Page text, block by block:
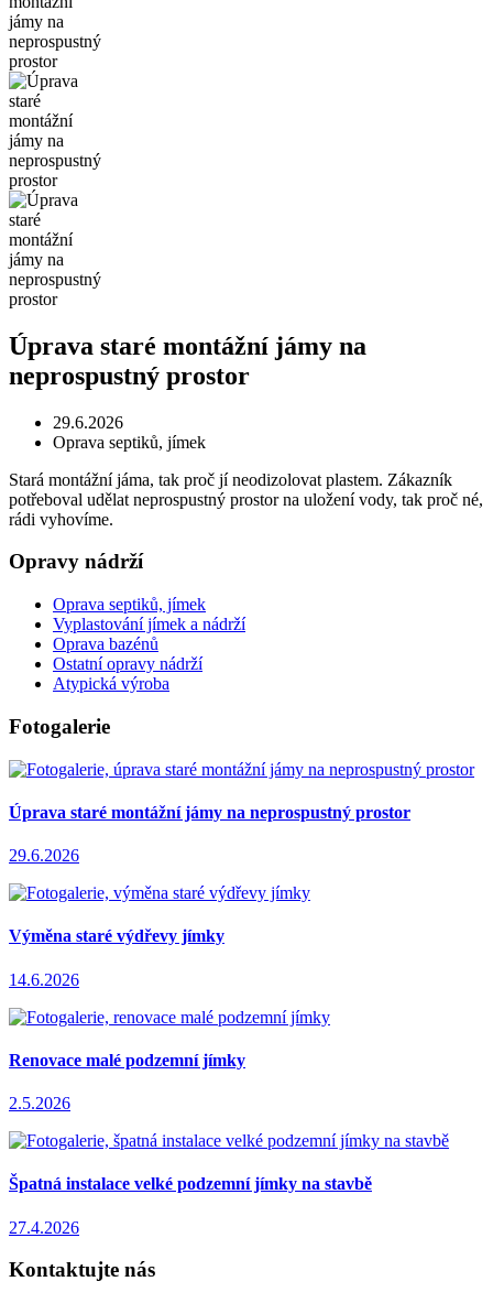
Úprava staré montážní jámy na
neprospustný prostor
29.6.2026
Oprava septiků, jímek
Stará montážní jáma, tak proč jí neodizolovat plastem. Zákazník
potřeboval udělat neprospustný prostor na uložení vody, tak proč né,
rádi vyhovíme.
Opravy nádrží
Oprava septiků, jímek
Vyplastování jímek a nádrží
Oprava bazénů
Ostatní opravy nádrží
Atypická výroba
Fotogalerie
Úprava staré montážní jámy na neprospustný prostor
29.6.2026
Výměna staré výdřevy jímky
14.6.2026
Renovace malé podzemní jímky
2.5.2026
Špatná instalace velké podzemní jímky na stavbě
27.4.2026
Kontaktujte nás